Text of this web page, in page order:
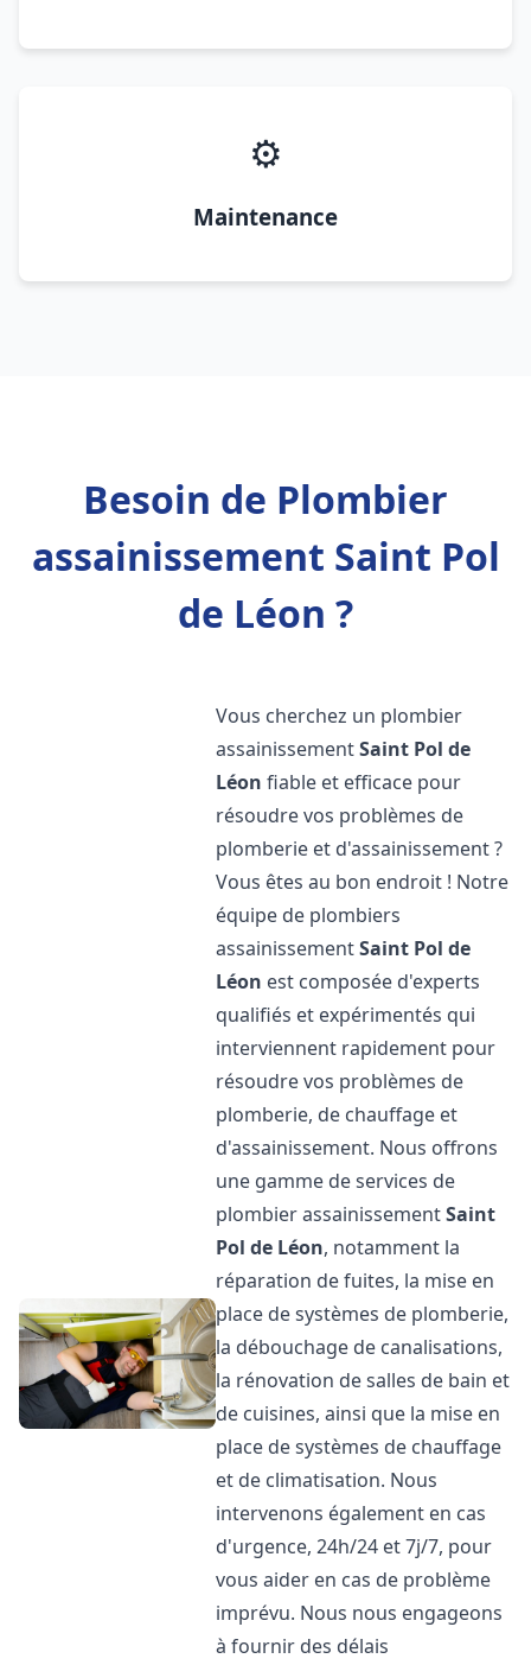
⚙️
Maintenance
Besoin de Plombier
assainissement Saint Pol
de Léon ?
Vous cherchez un plombier
assainissementSaint Pol de
Léon fiable et efficace pour
résoudre vos problèmes de
plomberie et d'assainissement ?
Vous êtes au bon endroit ! Notre
équipe de plombiers
assainissementSaint Pol de
Léon est composée d'experts
qualifiés et expérimentés qui
interviennent rapidement pour
résoudre vos problèmes de
plomberie, de chauffage et
d'assainissement. Nous offrons
une gamme de services de
plombier assainissementSaint
Pol de Léon, notamment la
réparation de fuites, la mise en
place de systèmes de plomberie,
la débouchage de canalisations,
la rénovation de salles de bain et
de cuisines, ainsi que la mise en
place de systèmes de chauffage
et de climatisation. Nous
intervenons également en cas
d'urgence, 24h/24 et 7j/7, pour
vous aider en cas de problème
imprévu. Nous nous engageons
à fournir des délais